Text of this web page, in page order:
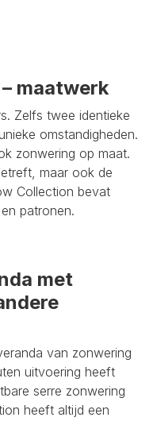
maatwerk
Zelfs twee identieke
omstandigheden.
zonwering op maat.
maar ook de
Collection bevat
patronen.
met
van zonwering
uitvoering heeft
serre zonwering
heeft altijd een